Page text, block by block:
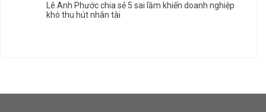
Lê Anh Phước chia sẻ 5 sai lầm khiến doanh nghiệp
khó thu hút nhân tài